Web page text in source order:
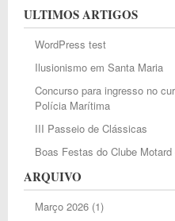
ULTIMOS ARTIGOS
WordPress test
Ilusionismo em Santa Maria
Concurso para ingresso no
Polícia Marítima
III Passeio de Clássicas
Boas Festas do Clube
ARQUIVO
Março 2026(1)